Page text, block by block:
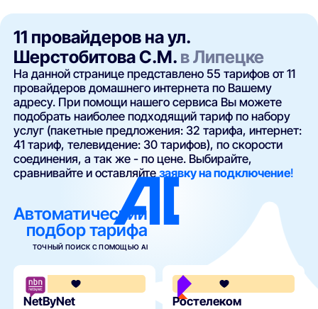
11 провайдеров на ул.
Шерстобитова С.М. в Липецке
На данной странице представлено 55 тарифов от 11
провайдеров домашнего интернета по Вашему
адресу. При помощи нашего сервиса Вы можете
подобрать наиболее подходящий тариф по набору
услуг (пакетные предложения: 32 тарифа, интернет:
41 тариф, телевидение: 30 тарифов), по скорости
соединения, а так же - по цене. Выбирайте,
сравнивайте и оставляйтезаявку на подключение!
Автоматический
подбор тарифа
ТОЧНЫЙ ПОИСК С ПОМОЩЬЮ AI
3.7
NetByNet
Ростелеком